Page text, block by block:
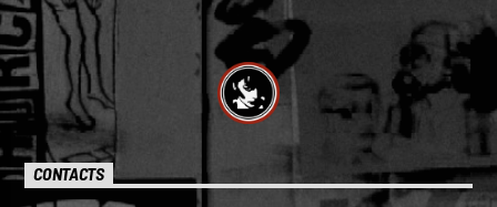
CONTACTS